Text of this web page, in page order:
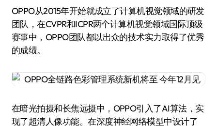
OPPO从2015年开始就成立了计算机视觉领域的研发
团队，在CVPR和ICPR两个计算机视觉领域国际顶级
赛事中，OPPO团队都以出众的技术实力取得了优秀
的成绩。
在暗光拍摄和长焦远摄中，OPPO引入了AI算法，实
现了超清人像功能。在深度神经网络模型中设计了